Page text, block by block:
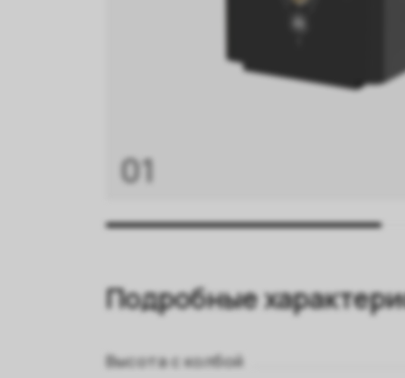
01
Подробные
Высота с колбой